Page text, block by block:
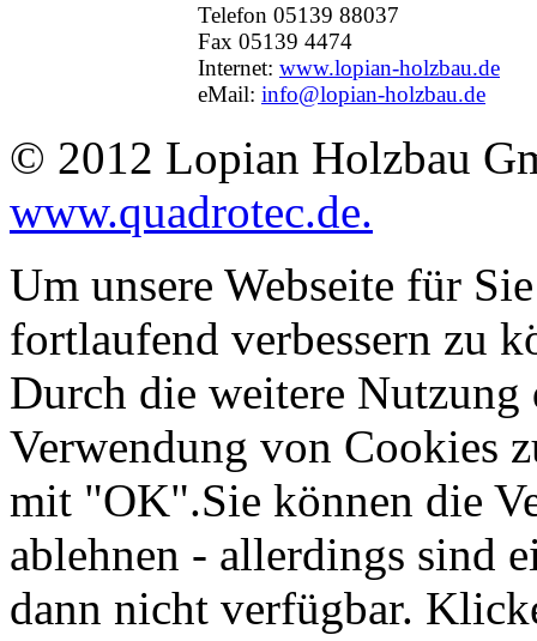
Telefon 05139 88037
Fax 05139 4474
Internet: www.lopian-holzbau.de
eMail: info@lopian-holzbau.de
© 2012 Lopian Holzbau
www.quadrotec.de.
Um unsere Webseite für
fortlaufend verbessern zu
Durch die weitere Nutzung
Verwendung von Cookies
mit "OK".Sie können die
ablehnen - allerdings sind
dann nicht verfügbar.